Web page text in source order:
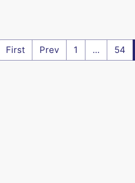
First Prev 1 ... 54